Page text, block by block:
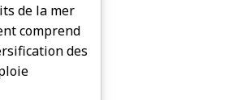
de la mer
comprend
des